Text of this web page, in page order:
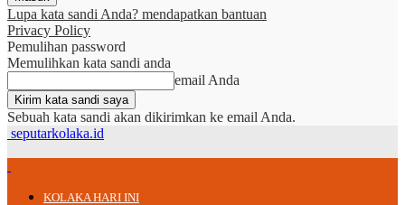
Lupa kata sandi Anda? mendapatkan bantuan
Privacy Policy
Pemulihan password
Memulihkan kata sandi anda
email Anda
Sebuah kata sandi akan dikirimkan ke email Anda.
seputarkolaka.id
KOLAKA HARI INI